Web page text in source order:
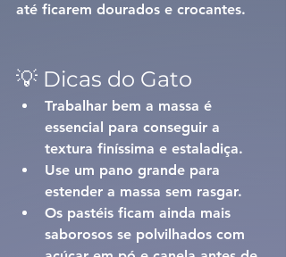
até ficarem dourados e crocantes.
💡 Dicas do Gato
Trabalhar bem a massa é
essencial para conseguir a
textura finíssima e estaladiça.
Use um pano grande para
estender a massa sem rasgar.
Os pastéis ficam ainda mais
saborosos se polvilhados com